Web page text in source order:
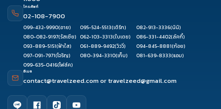
โทรศัพท์
02-108-7900
099-432-9990(อาย) 095-524-5513(เติร์ก) 082-913-3336(นินิ)
080-082-9197(รัสเซีย) 062-103-3313(ใบเตย) 086-331-4402(ลัคกี้)
093-889-5151(ฟ้าใส) 061-889-9492(วิววี่) 094-845-8881(ก้อย)
097-091-7971(โจริญ) 080-394-3310(เก็บ) 081-639-8333(แอม)
099-635-0416(โฟล์ค)
อีเมล
contact@travelzeed.comortravelzeed@gmail.com